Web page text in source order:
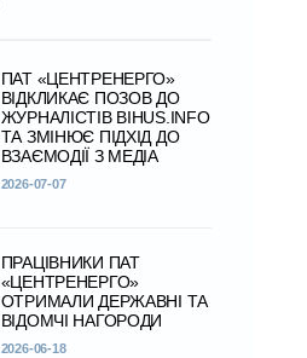
ПАТ «ЦЕНТРЕНЕРГО»
ВІДКЛИКАЄ ПОЗОВ ДО
ЖУРНАЛІСТІВ BIHUS.INFO
ТА ЗМІНЮЄ ПІДХІД ДО
ВЗАЄМОДІЇ З МЕДІА
2026-07-07
ПРАЦІВНИКИ ПАТ
«ЦЕНТРЕНЕРГО»
ОТРИМАЛИ ДЕРЖАВНІ ТА
ВІДОМЧІ НАГОРОДИ
2026-06-18